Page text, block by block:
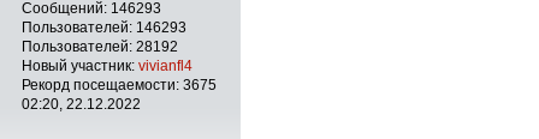
Сообщений: 146293
Пользователей: 146293
Пользователей: 28192
Новый участник: vivianfl4
Рекорд посещаемости: 3675
02:20, 22.12.2022